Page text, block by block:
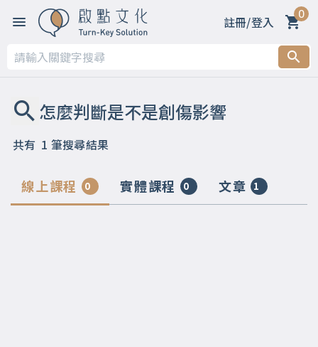
註冊/登入 0
共有 1 筆搜尋結果
線上課程 0 實體課程 0 文章 1